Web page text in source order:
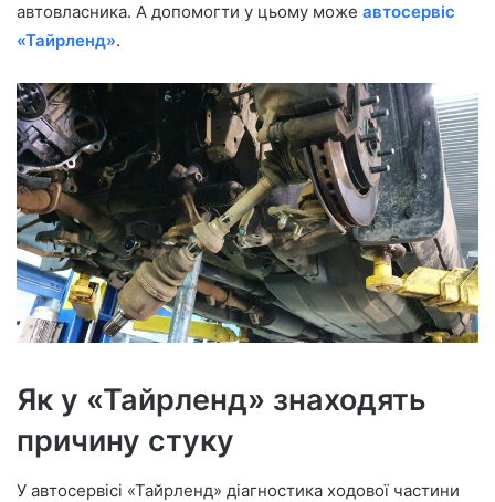
автовласника. А допомогти у цьому може автосервіс
«Тайрленд».
Як у «Тайрленд» знаходять
причину стуку
У автосервісі «Тайрленд» діагностика ходової частини